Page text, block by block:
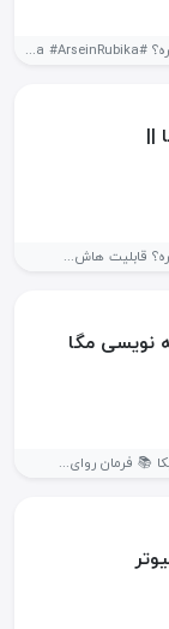
آیا از خودت میپرسی آپ ArseinRubika چیه؟ چه کاربردی داره؟ #arseinrubika #ArseinRubika...
||
نویسی مگا